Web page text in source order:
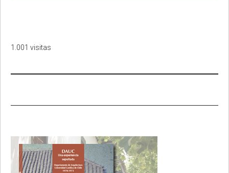
1.001 visitas
Primary
Sidebar